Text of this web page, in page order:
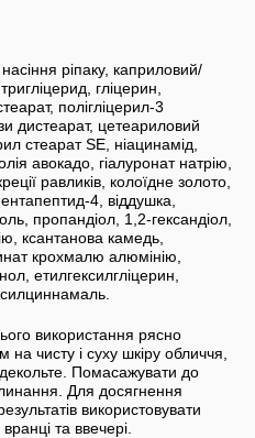
ріпаку, каприловий/
гліцерин,
полігліцерил-3
дистеарат, цетеариловий
стеарат SE, ніацинамід,
авокадо, гіалуронат натрію,
равликів, колоїдне золото,
4, віддушка,
пропандіол, 1,2-гександіол,
ксантанова камедь,
крохмалю алюмінію,
етилгексилгліцерин,
використання рясно
на чисту і суху шкіру обличчя,
Помасажувати до
Для досягнення
використовувати
та ввечері.